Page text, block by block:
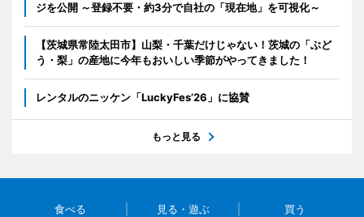
ジを公開 ～登録不要・約3分で自社の「現在地」を可視化～
【茨城県常陸太田市】山梨・千葉だけじゃない！茨城の「ぶど
う・梨」の産地に今年もおいしい季節がやってきました！
レンタルのニッケン「LuckyFes’26」に協賛
もっと見る
食べる 見る・遊ぶ 買う